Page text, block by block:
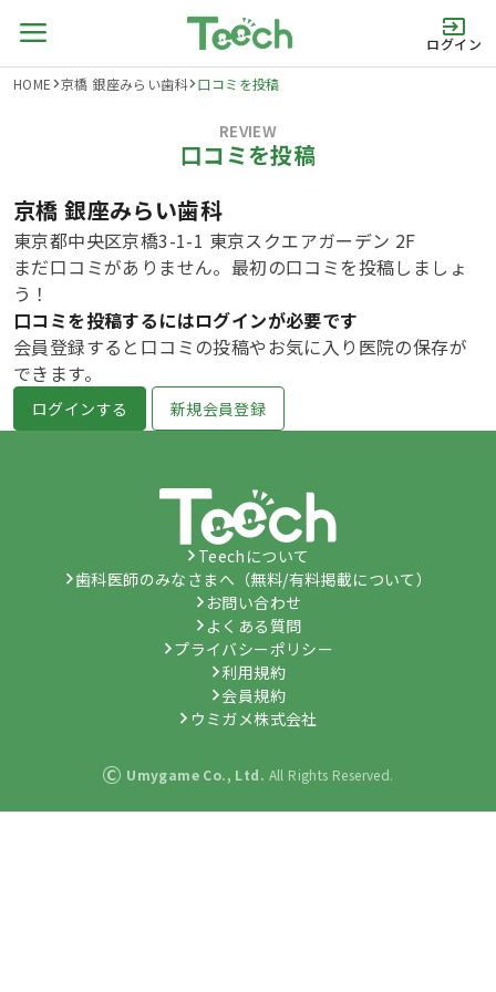
ログイン
HOME 京橋 銀座みらい歯科 口コミを投稿
REVIEW
口コミを投稿
京橋 銀座みらい歯科
東京都中央区京橋3-1-1 東京スクエアガーデン 2F
まだ口コミがありません。最初の口コミを投稿しましょ
う！
口コミを投稿するにはログインが必要です
会員登録すると口コミの投稿やお気に入り医院の保存が
できます。
ログインする 新規会員登録
Teechについて
歯科医師のみなさまへ（無料/有料掲載について）
お問い合わせ
よくある質問
プライバシーポリシー
利用規約
会員規約
ウミガメ株式会社
© Umygame Co., Ltd. All Rights Reserved.